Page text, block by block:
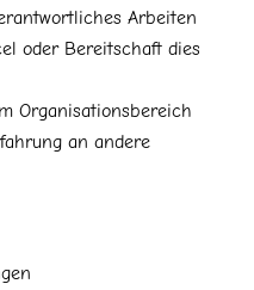
Arbeiten
oder Bereitschaft dies
Organisationsbereich
an andere